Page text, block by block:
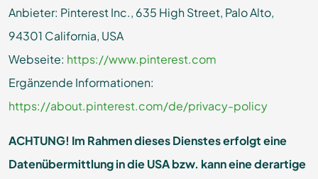
Anbieter: Pinterest Inc., 635 High Street, Palo Alto,
94301 California, USA
Webseite: https://www.pinterest.com
Ergänzende Informationen:
https://about.pinterest.com/de/privacy-policy
ACHTUNG! Im Rahmen dieses Dienstes erfolgt eine
Datenübermittlung in die USA bzw. kann eine derartige